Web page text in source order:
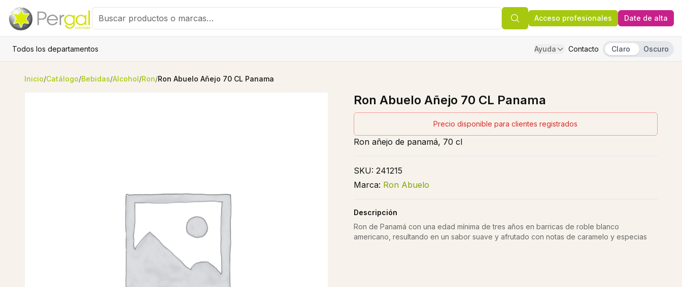
Acceso profesionales Date de alta
Todos los departamentos Ayuda Contacto Claro Oscuro
Inicio/Catálogo/Bebidas/Alcohol/Ron/Ron Abuelo Añejo 70 CL Panama
Ron Abuelo Añejo 70 CL Panama
Precio disponible para clientes registrados
Ron añejo de panamá, 70 cl
SKU: 241215
Marca: Ron Abuelo
Descripción
Ron de Panamá con una edad mínima de tres años en barricas de roble blanco
americano, resultando en un sabor suave y afrutado con notas de caramelo y especias